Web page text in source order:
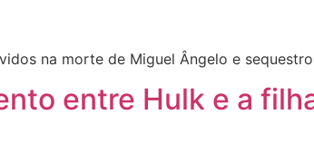
na morte de Miguel Ângelo e
entre Hulk e a